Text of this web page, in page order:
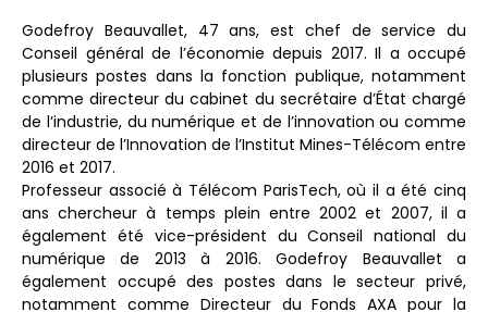
Godefroy Beauvallet, 47 ans, est chef de service du
Conseil général de l’économie depuis 2017. Il a occupé
plusieurs postes dans la fonction publique, notamment
comme directeur du cabinet du secrétaire d’État chargé
de l’industrie, du numérique et de l’innovation ou comme
directeur de l’Innovation de l’Institut Mines-Télécom entre
2016 et 2017.
Professeur associé à Télécom ParisTech, où il a été cinq
ans chercheur à temps plein entre 2002 et 2007, il a
également été vice-président du Conseil national du
numérique de 2013 à 2016. Godefroy Beauvallet a
également occupé des postes dans le secteur privé,
notamment comme Directeur du Fonds AXA pour la